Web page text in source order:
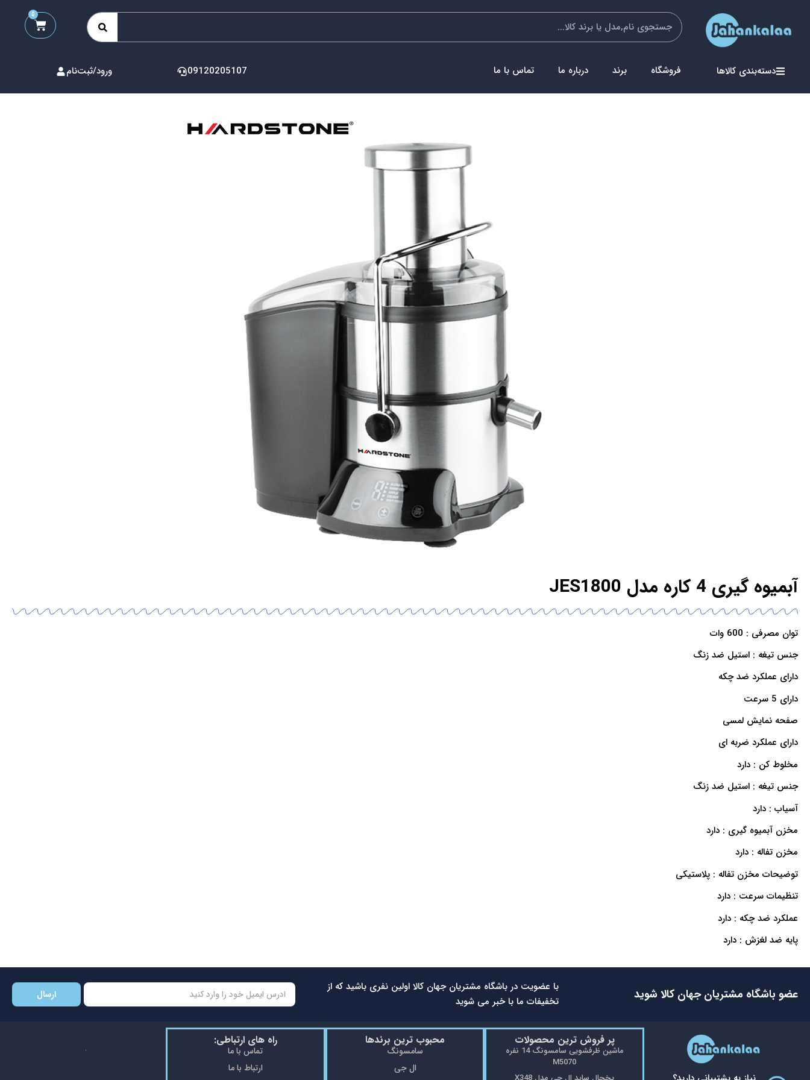
0
دسته‌بندی کالاها فروشگاه برند درباره ما تماس با ما 09120205107 ورود/ثبت‌نام
آبمیوه گیری 4 کاره مدل JES1800
توان مصرفی : 600 وات
جنس تیغه : استیل ضد زنگ
دارای عملکرد ضد چکه
دارای 5 سرعت
صفحه نمایش لمسی
دارای عملکرد ضربه ای
مخلوط کن : دارد
جنس تیغه : استیل ضد زنگ
آسیاب : دارد
مخزن آبمیوه گیری : دارد
مخزن تفاله : دارد
توضیحات مخزن تفاله : پلاستیکی
تنظیمات سرعت : دارد
عملکرد ضد چکه : دارد
پایه ضد لغزش : دارد
عضو باشگاه مشتریان جهان کالا شوید
با عضویت در باشگاه مشتریان جهان کالا اولین نفری باشید که از
تخفیفات ما با خبر می شوید
ارسال
پر فروش ترین محصولات
ماشین ظرفشویی سامسونگ 14 نفره
M5070
محبوب ترین برندها
سامسونگ
ال جی
راه های ارتباطی:
تماس با ما
ارتباط با ما